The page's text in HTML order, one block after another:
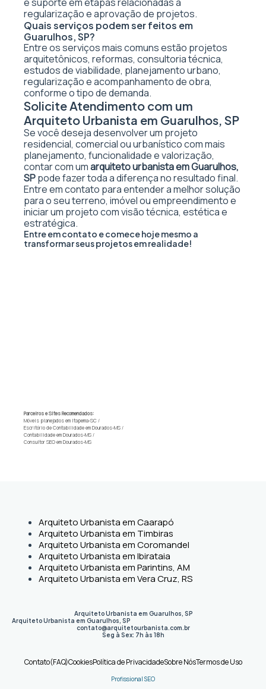
regularização e aprovação de projetos.
Quais serviços podem ser feitos em
Guarulhos, SP?
Entre os serviços mais comuns estão projetos
arquitetônicos, reformas, consultoria técnica,
estudos de viabilidade, planejamento urbano,
regularização e acompanhamento de obra,
conforme o tipo de demanda.
Solicite Atendimento com um
Arquiteto Urbanista em Guarulhos, SP
Se você deseja desenvolver um projeto
residencial, comercial ou urbanístico com mais
planejamento, funcionalidade e valorização,
contar com umarquiteto urbanista em Guarulhos,
SPpode fazer toda a diferença no resultado final.
Entre em contato para entender a melhor solução
para o seu terreno, imóvel ou empreendimento e
iniciar um projeto com visão técnica, estética e
estratégica.
Entre em contato e comece hoje mesmo a
transformar seus projetos em realidade!
Parceiros e Sites Recomendados:
Móveis planejados em Itapema-SC /
Escritório de Contabilidade em Dourados-MS /
Contabilidade em Dourados-MS /
Consultor SEO em Dourados-MS
Arquiteto Urbanista em Caarapó
Arquiteto Urbanista em Timbiras
Arquiteto Urbanista em Coromandel
Arquiteto Urbanista em Ibirataia
Arquiteto Urbanista em Parintins, AM
Arquiteto Urbanista em Vera Cruz, RS
Arquiteto Urbanista em Guarulhos, SP
Arquiteto Urbanista em Guarulhos, SP
contato@arquitetourbanista.com.br
Seg à Sex: 7h às 18h
Contato(FAQ)CookiesPolítica de PrivacidadeSobre NósTermos de Uso
Profissional SEO